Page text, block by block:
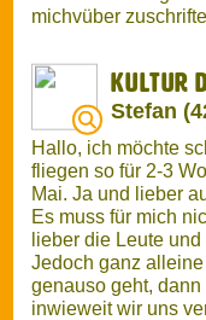
lieber die Leute und
Jedoch ganz alleine
inwieweit wir uns
Menschen auf einer
verreise. ... mehr